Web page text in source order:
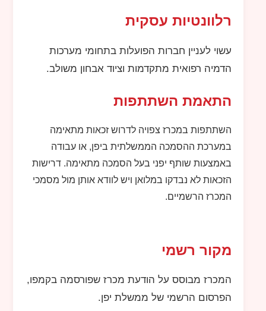
רלוונטיות עסקית
עשוי לעניין חברות הפועלות בתחומי מערכות
הדמיה רפואית מתקדמות וציוד אבחון משולב.
התאמת השתתפות
השתתפות במכרז צפויה לדרוש זכאות מתאימה
במערכת ההסמכה הממשלתית ביפן, או עבודה
באמצעות שותף יפני בעל הסמכה מתאימה. דרישות
הזכאות לא נבדקו במלואן ויש לוודא אותן מול מסמכי
המכרז הרשמיים.
מקור רשמי
המכרז מבוסס על הודעת מכרז שפורסמה בקמפו,
הפרסום הרשמי של ממשלת יפן.